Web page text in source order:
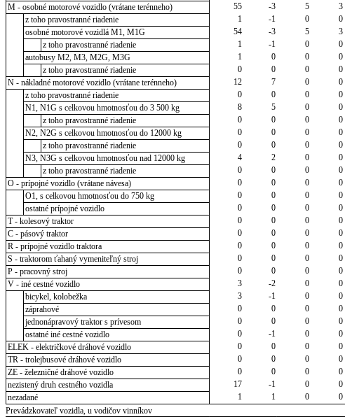
M - osobné motorové vozidlo (vrátane terénneho)
55 -3 5 3
z toho pravostranné riadenie
1 -1 0 0
osobné motorové vozidlá M1, M1G
54 -3 5 3
z toho pravostranné riadenie
1 -1 0 0
autobusy M2, M3, M2G, M3G
1 0 0 0
z toho pravostranné riadenie
0 0 0 0
N - nákladné motorové vozidlo (vrátane terénneho)
12 7 0 0
z toho pravostranné riadenie
0 0 0 0
N1, N1G s celkovou hmotnosťou do 3 500 kg
8 5 0 0
z toho pravostranné riadenie
0 0 0 0
N2, N2G s celkovou hmotnosťou do 12000 kg
0 0 0 0
z toho pravostranné riadenie
0 0 0 0
N3, N3G s celkovou hmotnosťou nad 12000 kg
4 2 0 0
z toho pravostranné riadenie
0 0 0 0
O - prípojné vozidlo (vrátane návesa)
0 0 0 0
O1, s celkovou hmotnosťou do 750 kg
0 0 0 0
ostatné prípojné vozidlo
0 0 0 0
T - kolesový traktor
0 0 0 0
C - pásový traktor
0 0 0 0
R - prípojné vozidlo traktora
0 0 0 0
S - traktorom ťahaný vymeniteľný stroj
0 0 0 0
P - pracovný stroj
0 0 0 0
V - iné cestné vozidlo
3 -2 0 0
bicykel, kolobežka
3 -1 0 0
záprahové
0 0 0 0
jednonápravový traktor s prívesom
0 0 0 0
ostatné iné cestné vozidlo
0 -1 0 0
ELEK - električkové dráhové vozidlo
0 0 0 0
TR - trolejbusové dráhové vozidlo
0 0 0 0
ZE - železničné dráhové vozidlo
0 0 0 0
nezistený druh cestného vozidla
17 -1 0 0
nezadané
1 1 0 0
Prevádzkovateľ vozidla, u vodičov vinníkov